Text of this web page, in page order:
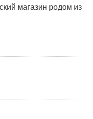
магазин родом из